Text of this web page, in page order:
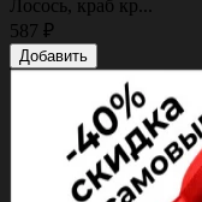
Лосось, краб кр...
587 ₽
Добавить